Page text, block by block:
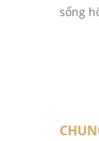
sống